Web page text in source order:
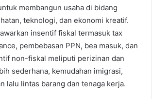
membangun usaha di bidang
teknologi, dan ekonomi kreatif.
insentif fiskal termasuk tax
pembebasan PPN, bea masuk, dan
non-fiskal meliputi perizinan dan
sederhana, kemudahan imigrasi,
lalu lintas barang dan tenaga kerja.